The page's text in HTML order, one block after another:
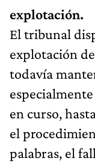
explotación.
El tribunal
explotación
todavía
en curso,
el
palabras, el